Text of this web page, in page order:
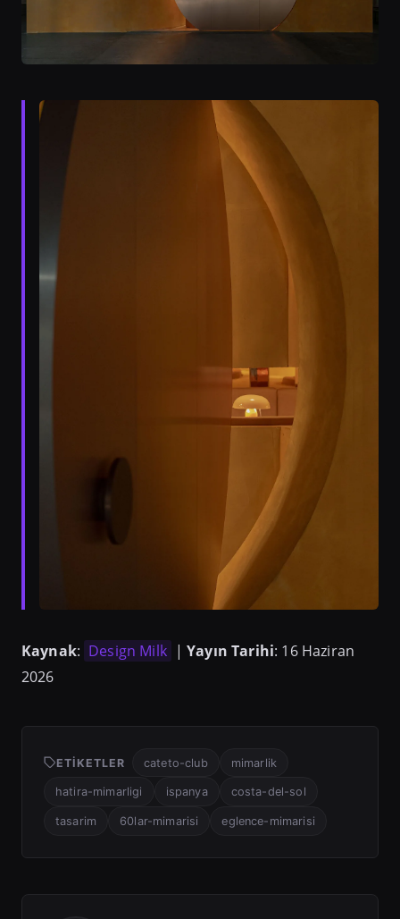
Kaynak: Design Milk |Yayın Tarihi: 16 Haziran
2026
ETIKETLER cateto-club mimarlik
hatira-mimarligi ispanya costa-del-sol
tasarim 60lar-mimarisi eglence-mimarisi